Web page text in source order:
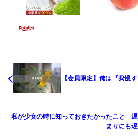
【会員限定】俺は『我慢
私が少女の時に知っておきたかったこと
まりにも